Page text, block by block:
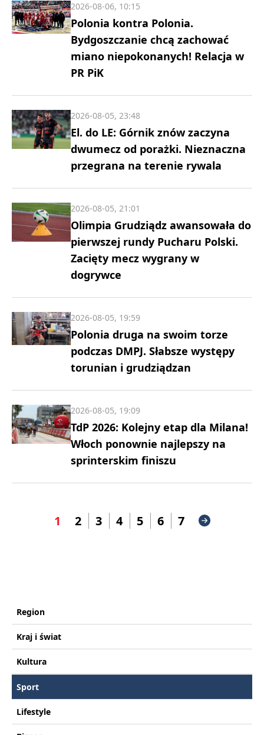
Polonia kontra Polonia.
Bydgoszczanie chcą zachować
miano niepokonanych! Relacja w
PR PiK
2026-08-06, 10:15
El. do LE: Górnik znów zaczyna
dwumecz od porażki. Nieznaczna
przegrana na terenie rywala
2026-08-05, 23:48
Olimpia Grudziądz awansowała do
pierwszej rundy Pucharu Polski.
Zacięty mecz wygrany w
dogrywce
2026-08-05, 21:01
Polonia druga na swoim torze
podczas DMPJ. Słabsze występy
torunian i grudziądzan
2026-08-05, 19:59
TdP 2026: Kolejny etap dla Milana!
Włoch ponownie najlepszy na
sprinterskim finiszu
2026-08-05, 19:09
1 2 3 4 5 6 7
Region
Kraj i świat
Kultura
Sport
Lifestyle